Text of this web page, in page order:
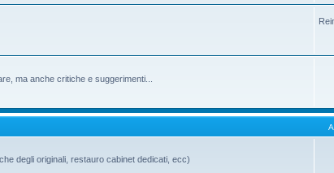
ma anche critiche e suggerimenti...
degli originali, restauro cabinet dedicati, ecc)